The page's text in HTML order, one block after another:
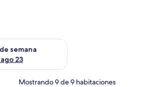
16
semana
23
para el próximo fin de semana
Mostrando 9 de 9 habitaciones